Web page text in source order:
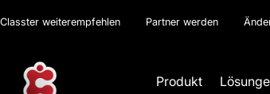
Classter weiterempfehlen Partner werden
Produkt